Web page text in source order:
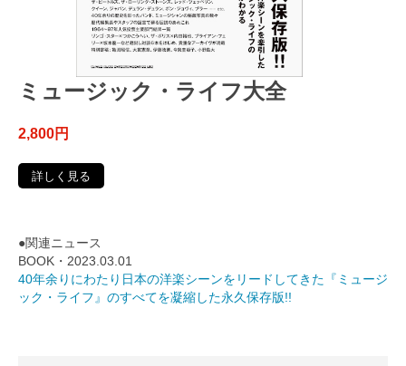
ミュージック・ライフ大全
2,800円
詳しく見る
●関連ニュース
BOOK・2023.03.01
40年余りにわたり日本の洋楽シーンをリードしてきた『ミュージ
ック・ライフ』のすべてを凝縮した永久保存版!!